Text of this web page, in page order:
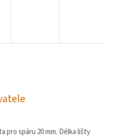
pro spáru 20 mm. Délka lišty